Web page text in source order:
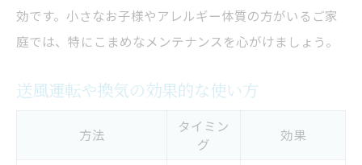
効です。小さなお子様やアレルギー体質の方がいるご家
庭では、特にこまめなメンテナンスを心がけましょう。
送風運転や換気の効果的な使い方
方法
タイミン
グ
効果